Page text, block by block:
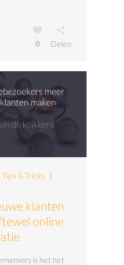
0 Delen
Tips & Tricks |
klanten
online
is het het